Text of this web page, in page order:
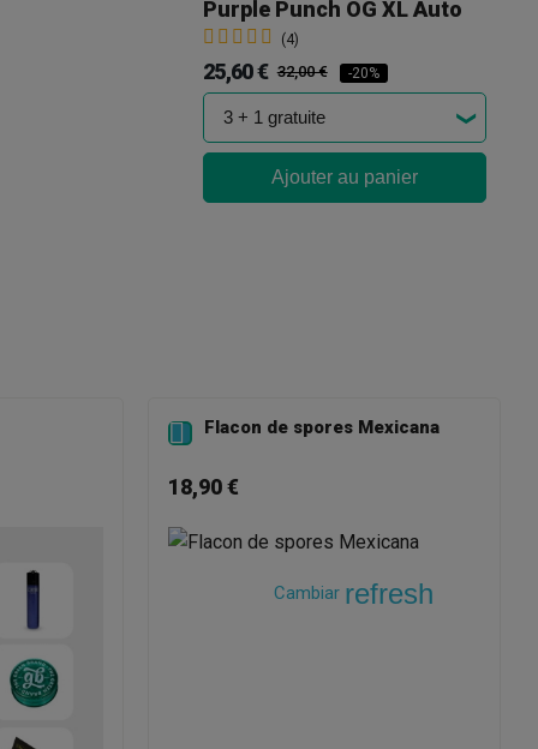
Purple Punch OG XL Auto
(4)
25,60 € 32,00 € -20%
Ajouter au panier
 Flacon de spores Mexicana
18,90 €
Cambiar refresh